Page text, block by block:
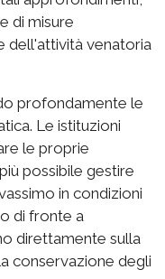
di misure
dell'attività venatoria
profondamente le
Le istituzioni
le proprie
possibile gestire
in condizioni
di fronte a
direttamente sulla
conservazione degli